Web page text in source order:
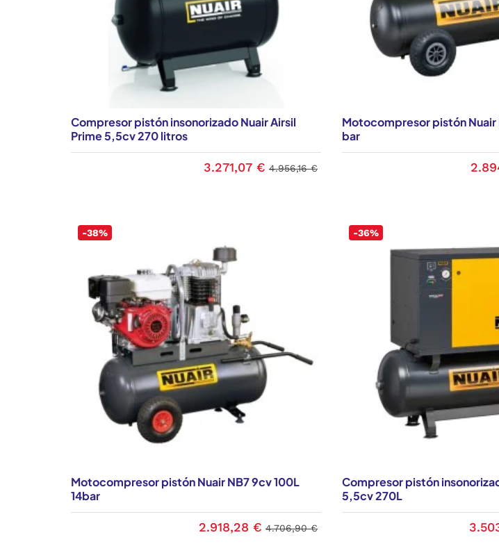
Compresor pistón insonorizado Nuair Airsil
Prime 5,5cv 270 litros
3.271,07 € 4.956,16 €
Motocompresor pistón Nuair
bar
-38%
Motocompresor pistón Nuair NB7 9cv 100L
14bar
2.918,28 € 4.706,90 €
-36%
Compresor pistón
5,5cv 270L